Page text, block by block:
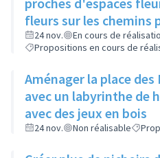
fleurs sur les chemins
immeubles
24 nov.
En cours de
Propositions en cours de
Aménager la place
avec un labyrinthe de
avec des jeux en bois
24 nov. Non réalisable